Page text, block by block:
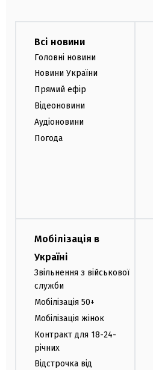
Всі новини
Головні новини
Новини України
Прямий ефір
Відеоновини
Аудіоновини
Погода
Мобілізація в
Україні
Звільнення з військової
служби
Мобілізація 50+
Мобілізація жінок
Контракт для 18-24-
річних
Відстрочка від